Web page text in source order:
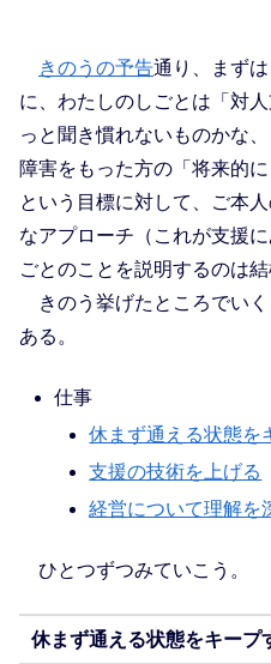
きのうの予告通り、まず
に、わたしのしごとは「対
っと聞き慣れないものかな
障害をもった方の「将来的
という目標に対して、ご本
なアプローチ（これが支援
ごとのことを説明するのは結
きのう挙げたところでい
ある。
仕事
休まず通える状態を
支援の技術を上げる
経営について理解を
ひとつずつみていこう。
休まず通える状態をキープ